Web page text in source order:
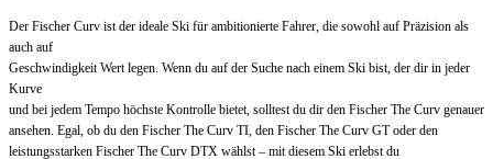
Der Fischer Curv ist der ideale Ski für ambitionierte Fahrer, die sowohl auf Präzision als
auch auf
Geschwindigkeit Wert legen. Wenn du auf der Suche nach einem Ski bist, der dir in jeder
Kurve
und bei jedem Tempo höchste Kontrolle bietet, solltest du dir den Fischer The Curv genauer
ansehen. Egal, ob du den Fischer The Curv TI, den Fischer The Curv GT oder den
leistungsstarken Fischer The Curv DTX wählst – mit diesem Ski erlebst du